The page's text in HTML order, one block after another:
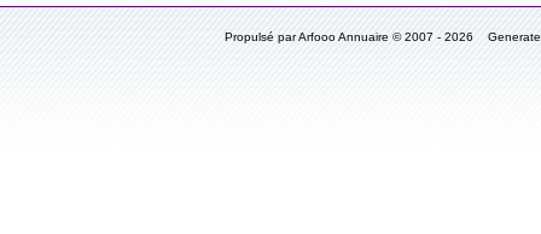
Propulsé par Arfooo Annuaire © 2007 - 2026